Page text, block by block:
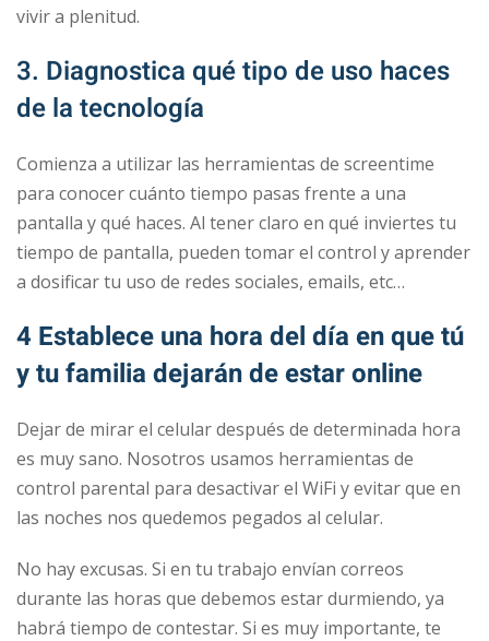
vivir a plenitud.
3. Diagnostica qué tipo de uso haces
de la tecnología
Comienza a utilizar las herramientas de screentime
para conocer cuánto tiempo pasas frente a una
pantalla y qué haces. Al tener claro en qué inviertes tu
tiempo de pantalla, pueden tomar el control y aprender
a dosificar tu uso de redes sociales, emails, etc…
4 Establece una hora del día en que tú
y tu familia dejarán de estar online
Dejar de mirar el celular después de determinada hora
es muy sano. Nosotros usamos herramientas de
control parental para desactivar el WiFi y evitar que en
las noches nos quedemos pegados al celular.
No hay excusas. Si en tu trabajo envían correos
durante las horas que debemos estar durmiendo, ya
habrá tiempo de contestar. Si es muy importante, te